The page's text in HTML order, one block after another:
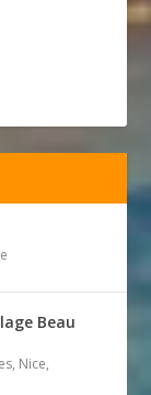
Beau
, Nice,